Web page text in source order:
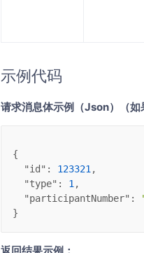
示例代码
请求消息体示例（Json）（如
{
"id" : 123321 ,
"type" : 1 ,
"participantNumber" :
}